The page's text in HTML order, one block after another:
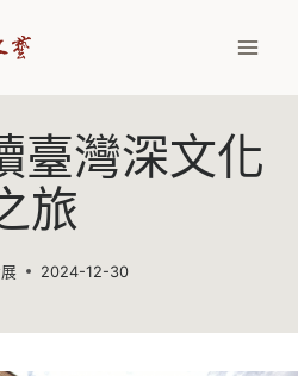
臺灣深文化
旅
2024-12-30